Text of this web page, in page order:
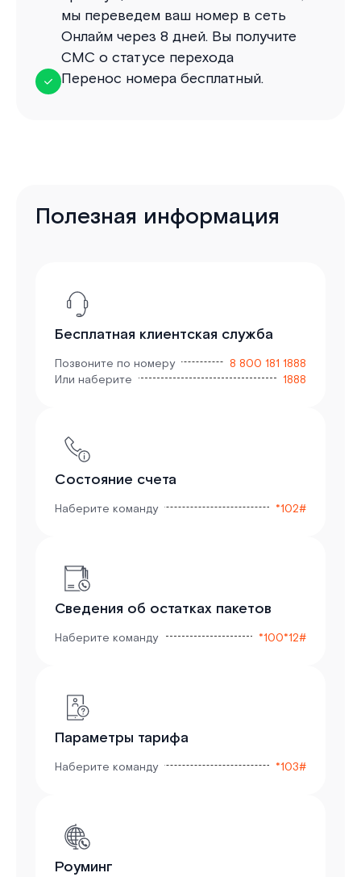
мы переведем ваш номер в сеть
Онлайм через 8 дней. Вы получите
СМС о статусе перехода
Перенос номера бесплатный.
Полезная информация
Бесплатная клиентская служба
Позвоните по номеру
8 800 181 1888
Или наберите
1888
Состояние счета
Наберите команду *102#
Сведения об остатках пакетов
Наберите команду *100*12#
Параметры тарифа
Наберите команду *103#
Роуминг